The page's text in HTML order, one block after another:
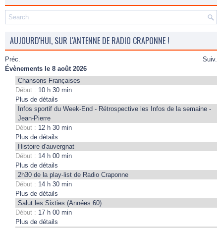
AUJOURD'HUI, SUR L'ANTENNE DE RADIO CRAPONNE !
Préc.
Suiv.
Évènements le 8 août 2026
Chansons Françaises
Début : 10 h 30 min
Plus de détails
Infos sportif du Week-End - Rétrospective les Infos de la semaine -
Jean-Pierre
Début : 12 h 30 min
Plus de détails
Histoire d'auvergnat
Début : 14 h 00 min
Plus de détails
2h30 de la play-list de Radio Craponne
Début : 14 h 30 min
Plus de détails
Salut les Sixties (Années 60)
Début : 17 h 00 min
Plus de détails